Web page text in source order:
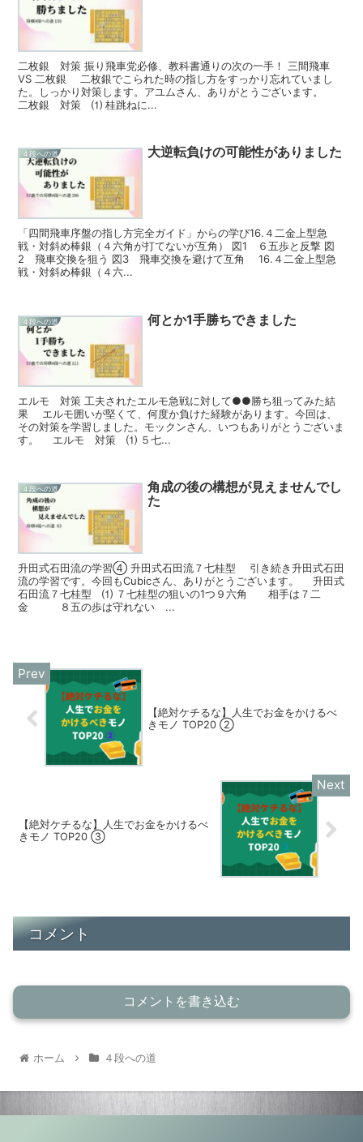
二枚銀 対策 振り飛車党必修、教科書通りの次の一手！ 三間飛車
VS 二枚銀 二枚銀でこられた時の指し方をすっかり忘れていまし
た。しっかり対策します。アユムさん、ありがとうございます。
二枚銀 対策 ⑴ 桂跳ねに...
４段への道 大逆転負けの可能性がありました
「四間飛車序盤の指し方完全ガイド」からの学び16.４二金上型急
戦・対斜め棒銀（４六角が打てないが互角） 図1 ６五歩と反撃 図
2 飛車交換を狙う 図3 飛車交換を避けて互角 16.４二金上型急
戦・対斜め棒銀（４六...
４段への道 何とか1手勝ちできました
エルモ 対策 工夫されたエルモ急戦に対して●●勝ち狙ってみた結
果 エルモ囲いが堅くて、何度か負けた経験があります。今回は、
その対策を学習しました。モックンさん、いつもありがとうございま
す。 エルモ 対策 ⑴ ５七...
４段への道
角成の後の構想が見えませんでし
た
升田式石田流の学習④ 升田式石田流７七桂型 引き続き升田式石田
流の学習です。今回もCubicさん、ありがとうございます。 升田式
石田流７七桂型 ⑴ ７七桂型の狙いの1つ９六角 相手は７二
金 ８五の歩は守れない ...
【絶対ケチるな】人生でお金をかけるべ
きモノ TOP20 ②
【絶対ケチるな】人生でお金をかけるべ
きモノ TOP20 ③
コメント
コメントを書き込む
ホーム ４段への道